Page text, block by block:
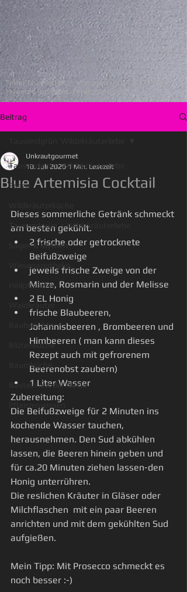
Firma Tausendgrün Kummerlandweg 3 29633
Munster post@tausendgruen.net
Beitrag
Tausendgrün`Wildekräuterliebe
Essen
Tausendgrün`s Wildekräuterliebe
Sagen & Mythen
Wiesenapotheke
Heilpflanzen
Rauhnächte
Blütenküche
Baumküche
Basteln mit der Natur
Pflanzenwissen
Blue Artemisia Cocktail
Unkrautgourmet
10. Juli 2020 1 Min. Lesezeit
Dieses sommerliche Getränk schmeckt
am besten gekühlt.
2 frische oder getrocknete
Beifußzweige
jeweils frische Zweige von der
Minze, Rosmarin und der Melisse
2 EL Honig
frische Blaubeeren,
Johannisbeeren , Brombeeren und
Himbeeren ( man kann dieses
Rezept auch mit gefrorenem
Beerenobst zaubern)
1 Liter Wasser
Zubereitung:
Die Beifußzweige für 2 Minuten ins
kochende Wasser tauchen,
herausnehmen. Den Sud abkühlen
lassen, die Beeren hinein geben und
für ca.20 Minuten ziehen lassen-den
Honig unterrühren.
Die reslichen Kräuter in Gläser oder
Milchflaschen  mit ein paar Beeren
anrichten und mit dem gekühlten Sud
aufgießen.
Mein Tipp: Mit Prosecco schmeckt es
noch besser :-)